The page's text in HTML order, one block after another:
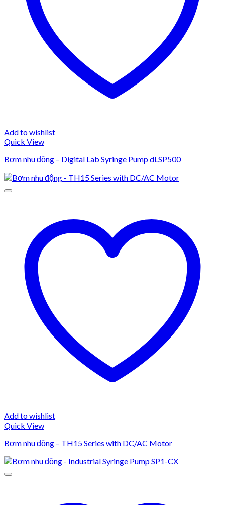
Add to wishlist
Quick View
Bơm nhu động – Digital Lab Syringe Pump dLSP500
Add to wishlist
Quick View
Bơm nhu động – TH15 Series with DC/AC Motor